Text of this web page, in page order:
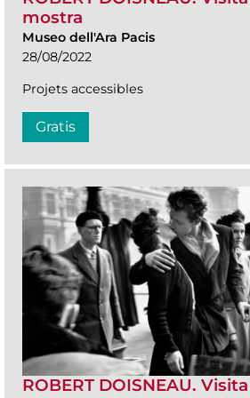
mostra
Museo dell'Ara Pacis
28/08/2022
Projets accessibles
Gratis
ROBERT DOISNEAU.